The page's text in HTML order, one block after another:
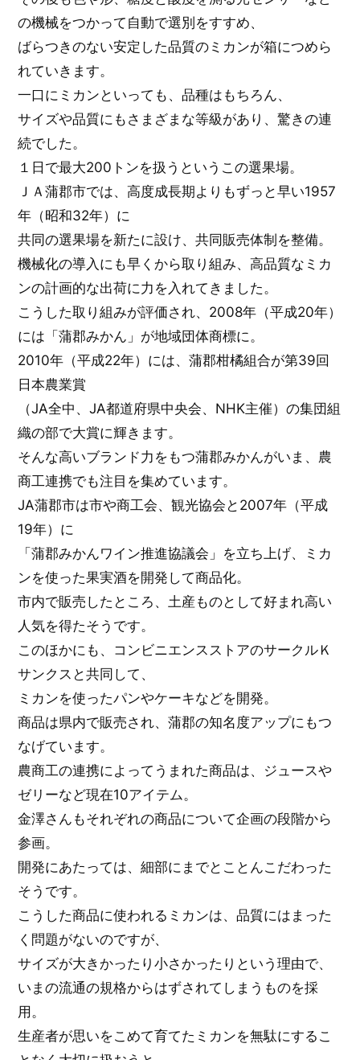
の機械をつかって自動で選別をすすめ、
ばらつきのない安定した品質のミカンが箱につめら
れていきます。
一口にミカンといっても、品種はもちろん、
サイズや品質にもさまざまな等級があり、驚きの連
続でした。
１日で最大200トンを扱うというこの選果場。
ＪＡ蒲郡市では、高度成長期よりもずっと早い1957
年（昭和32年）に
共同の選果場を新たに設け、共同販売体制を整備。
機械化の導入にも早くから取り組み、高品質なミカ
ンの計画的な出荷に力を入れてきました。
こうした取り組みが評価され、2008年（平成20年）
には「蒲郡みかん」が地域団体商標に。
2010年（平成22年）には、蒲郡柑橘組合が第39回
日本農業賞
（JA全中、JA都道府県中央会、NHK主催）の集団組
織の部で大賞に輝きます。
そんな高いブランド力をもつ蒲郡みかんがいま、農
商工連携でも注目を集めています。
JA蒲郡市は市や商工会、観光協会と2007年（平成
19年）に
「蒲郡みかんワイン推進協議会」を立ち上げ、ミカ
ンを使った果実酒を開発して商品化。
市内で販売したところ、土産ものとして好まれ高い
人気を得たそうです。
このほかにも、コンビニエンスストアのサークルＫ
サンクスと共同して、
ミカンを使ったパンやケーキなどを開発。
商品は県内で販売され、蒲郡の知名度アップにもつ
なげています。
農商工の連携によってうまれた商品は、ジュースや
ゼリーなど現在10アイテム。
金澤さんもそれぞれの商品について企画の段階から
参画。
開発にあたっては、細部にまでとことんこだわった
そうです。
こうした商品に使われるミカンは、品質にはまった
く問題がないのですが、
サイズが大きかったり小さかったりという理由で、
いまの流通の規格からはずされてしまうものを採
用。
生産者が思いをこめて育てたミカンを無駄にするこ